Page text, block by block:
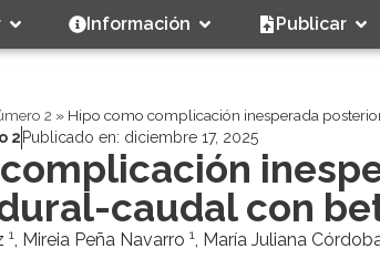
Información Publicar
2 » Hipo como complicación inesperada
2 Publicado en: diciembre 17, 2025
caudal con
1, Mireia Peña Navarro 1, María Juliana